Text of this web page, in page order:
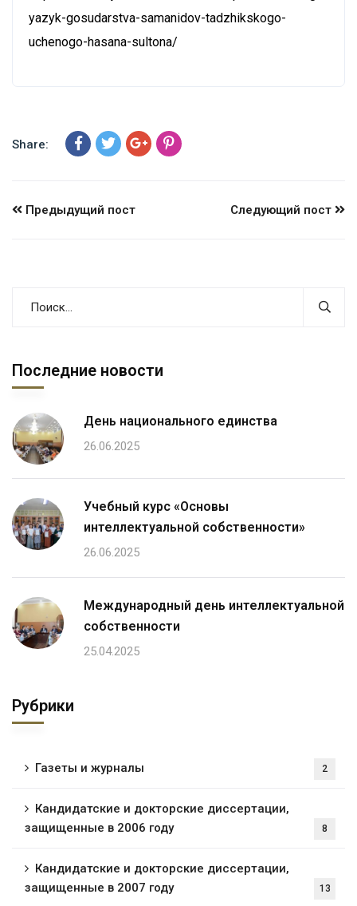
yazyk-gosudarstva-samanidov-tadzhikskogo-
uchenogo-hasana-sultona/
Share:
Предыдущий пост Следующий пост
Последние новости
День национального единства
26.06.2025
Учебный курс «Основы
интеллектуальной собственности»
26.06.2025
Международный день интеллектуальной
собственности
25.04.2025
Рубрики
Газеты и журналы 2
Кандидатские и докторские диссертации,
защищенные в 2006 году
8
Кандидатские и докторские диссертации,
защищенные в 2007 году
13